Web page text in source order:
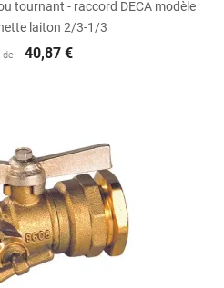
tournant - raccord DECA modèle
laiton 2/3-1/3
de 40,87 €